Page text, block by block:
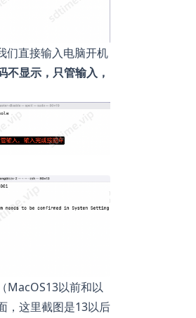
们直接输入电脑开机
不显示，只管输入，
MacOS13以前和以
，这里截图是13以后